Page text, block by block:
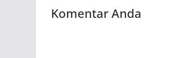
Komentar Anda